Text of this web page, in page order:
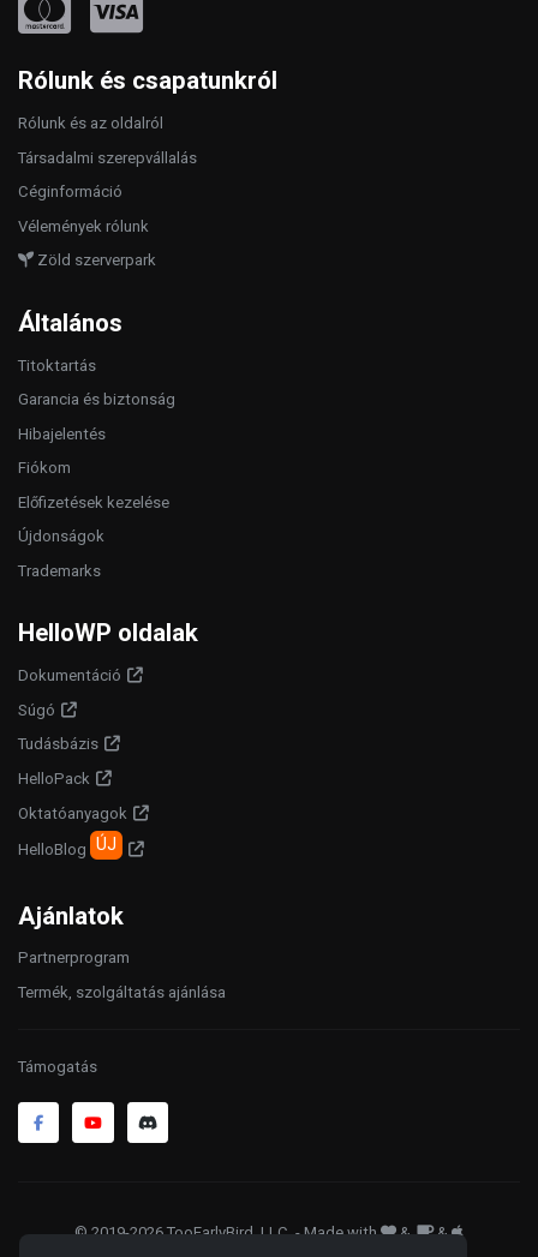
Rólunk és csapatunkról
Rólunk és az oldalról
Társadalmi szerepvállalás
Céginformáció
Vélemények rólunk
Zöld szerverpark
Általános
Titoktartás
Garancia és biztonság
Hibajelentés
Fiókom
Előfizetések kezelése
Újdonságok
Trademarks
HelloWP oldalak
Dokumentáció
Súgó
Tudásbázis
HelloPack
Oktatóanyagok
HelloBlog ÚJ
Ajánlatok
Partnerprogram
Termék, szolgáltatás ajánlása
Támogatás
© 2019-2026 TooEarlyBird, LLC. - Made with & &